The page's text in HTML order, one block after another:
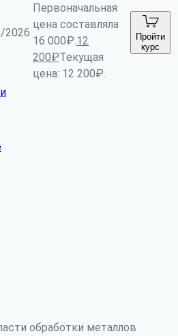
2026
Первоначальная
цена составляла
16 000₽.12
200₽Текущая
цена: 12 200₽.
Пройти
курс
обработки металлов